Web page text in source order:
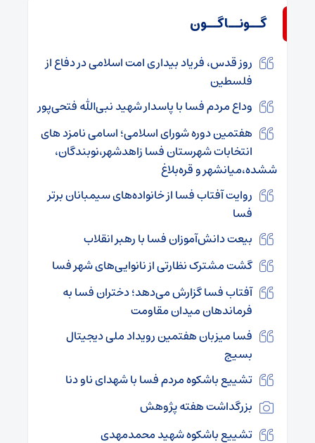
گــونــاگــون
روز قدس، فریاد بیداری امت اسلامی در دفاع از
فلسطین
وداع مردم فسا با پاسدار شهید نبی‌الله فتحی‌پور
هفتمین دوره شورای اسلامی؛ اسامی نامزد های
انتخابات شهرستان فسا زاهدشهر،نوبندگان،
ششده،میانشهر و قره‌بلاغ
روایت آفتاب فسا از خانواده‌های سیمبانان برتر
فسا
بیعت دانش‌آموزان فسا با رهبر انقلاب
گشت مشترک نظارتی از نانوایی‌های شهر فسا
آفتاب فسا گزارش می‌دهد؛ دختران فسا به
فرماندهان میدان مقاومت
فسا میزبان هفتمین رویداد ملی دیجیتال
بسیج
تشییع باشکوه مردم فسا با شهدای ناو دنا
بزرگداشت هفته پژوهش
تشییع باشکوه شهید محمدمهدی